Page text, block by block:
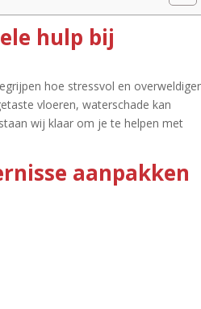
hulp bij
hoe stressvol en
vloeren, waterschade kan
wij klaar om je te helpen met
aanpakken